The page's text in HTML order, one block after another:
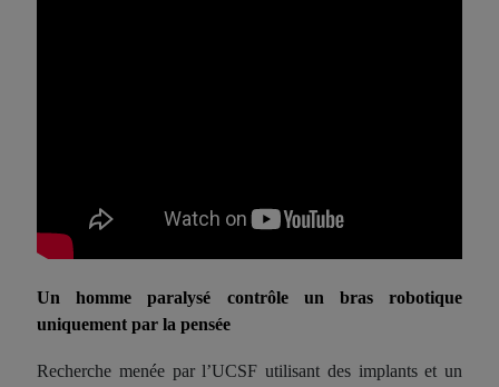
Un homme paralysé contrôle un bras robotique
uniquement par la pensée
Recherche menée par l’UCSF utilisant des implants et un